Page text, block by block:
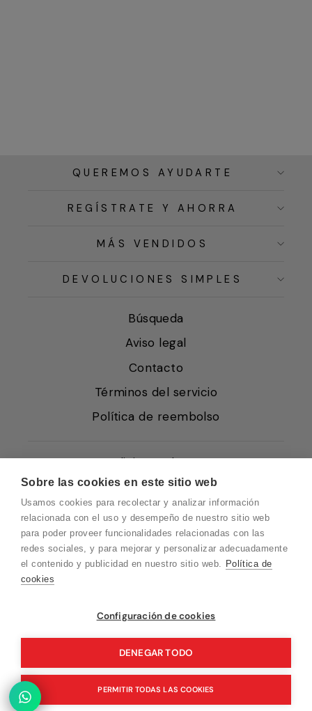
Sobre las cookies en este sitio web
Usamos cookies para recolectar y analizar información
relacionada con el uso y desempeño de nuestro sitio web
para poder proveer funcionalidades relacionadas con las
redes sociales, y para mejorar y personalizar adecuadamente
el contenido y publicidad en nuestro sitio web. Política de
cookies
Configuración de cookies
DENEGAR TODO
PERMITIR TODAS LAS COOKIES
QUEREMOS AYUDARTE
REGÍSTRATE Y AHORRA
MÁS VENDIDOS
DEVOLUCIONES SIMPLES
Búsqueda
Aviso legal
Contacto
Términos del servicio
Política de reembolso
Condiciones de Venta
Quiénes somos
Política de Cookies
Protección de Datos
Blog EN
Blog DE
Blog IT
Vuelvo en un momento. Recuerda que
nuestro horario de atención al cliente es de